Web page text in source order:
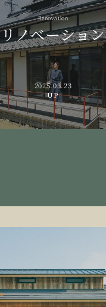
Renovation
リノベーション
2025.03.23
UP